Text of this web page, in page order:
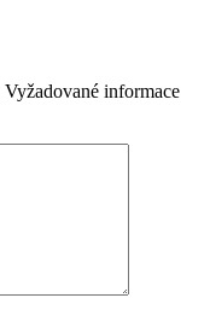
Vyžadované informace